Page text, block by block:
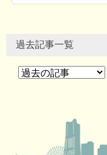
過去記事一覧